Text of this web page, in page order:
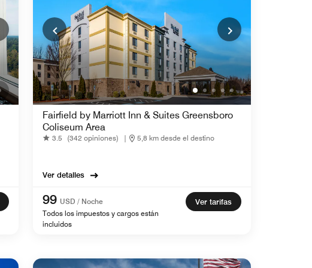
Fairfield by Marriott Inn & Suites Greensboro
Coliseum Area
3.5 (342 opiniones) | 5,8 km desde el destino
Ver detalles
99 USD / Noche
Todos los impuestos y cargos están
incluidos
Ver tarifas